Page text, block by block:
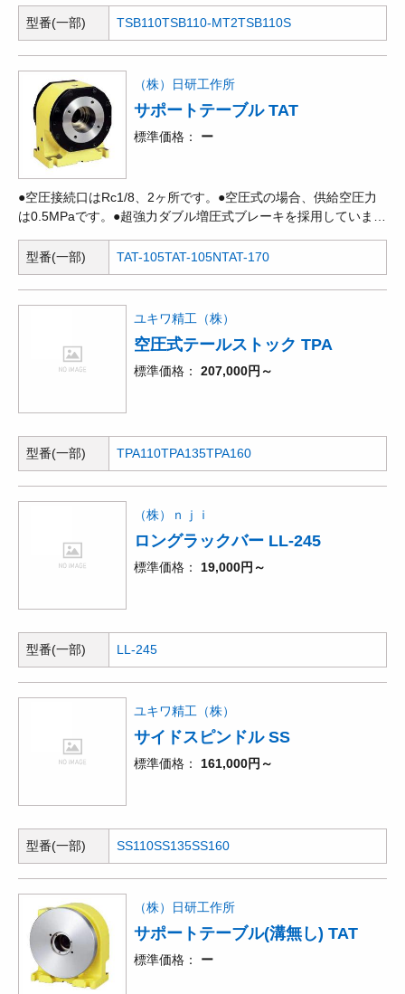
型番(一部) TSB110TSB110-MT2TSB110S
（株）日研工作所
サポートテーブル TAT
標準価格 ー
●空圧接続口はRc1/8、2ヶ所です。●空圧式の場合、供給空圧力
は0.5MPaです。●超強力ダブル増圧式ブレーキを採用していま
型番(一部)
TAT-105TAT-105NTAT-170
ユキワ精工（株）
空圧式テールストック TPA
標準価格 207,000円～
型番(一部) TPA110TPA135TPA160
（株）ｎｊｉ
ロングラックバー LL-245
標準価格 19,000円～
型番(一部) LL-245
ユキワ精工（株）
サイドスピンドル SS
標準価格 161,000円～
型番(一部) SS110SS135SS160
（株）日研工作所
サポートテーブル(溝無し) TAT
標準価格 ー